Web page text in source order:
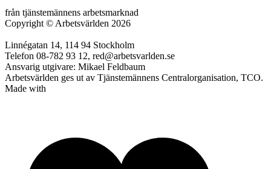
från tjänstemännens arbetsmarknad
Copyright © Arbetsvärlden 2026
Linnégatan 14, 114 94 Stockholm
Telefon 08-782 93 12, red@arbetsvarlden.se
Ansvarig utgivare: Mikael Feldbaum
Arbetsvärlden ges ut av Tjänstemännens Centralorganisation, TCO.
Made with